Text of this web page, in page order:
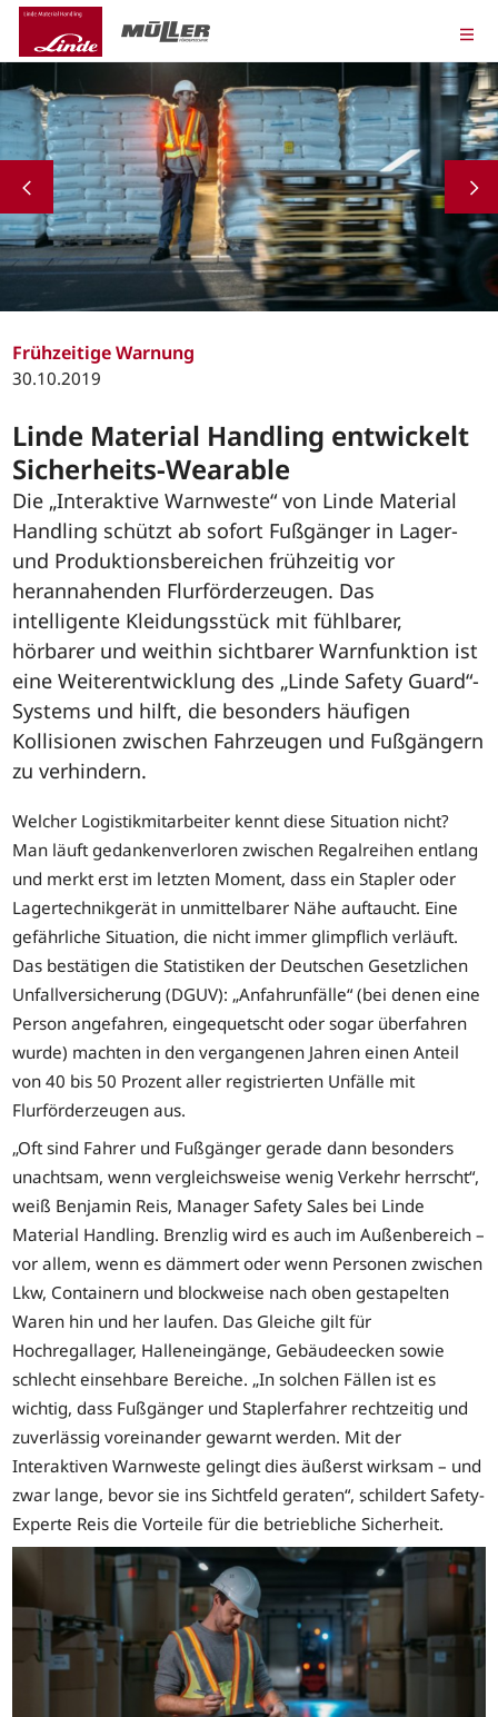
Frühzeitige Warnung
30.10.2019
Linde Material Handling entwickelt
Sicherheits-Wearable
Die „Interaktive Warnweste“ von Linde Material
Handling schützt ab sofort Fußgänger in Lager-
und Produktionsbereichen frühzeitig vor
herannahenden Flurförderzeugen. Das
intelligente Kleidungsstück mit fühlbarer,
hörbarer und weithin sichtbarer Warnfunktion ist
eine Weiterentwicklung des „Linde Safety Guard“-
Systems und hilft, die besonders häufigen
Kollisionen zwischen Fahrzeugen und Fußgängern
zu verhindern.
Welcher Logistikmitarbeiter kennt diese Situation nicht?
Man läuft gedankenverloren zwischen Regalreihen entlang
und merkt erst im letzten Moment, dass ein Stapler oder
Lagertechnikgerät in unmittelbarer Nähe auftaucht. Eine
gefährliche Situation, die nicht immer glimpflich verläuft.
Das bestätigen die Statistiken der Deutschen Gesetzlichen
Unfallversicherung (DGUV): „Anfahrunfälle“ (bei denen eine
Person angefahren, eingequetscht oder sogar überfahren
wurde) machten in den vergangenen Jahren einen Anteil
von 40 bis 50 Prozent aller registrierten Unfälle mit
Flurförderzeugen aus.
„Oft sind Fahrer und Fußgänger gerade dann besonders
unachtsam, wenn vergleichsweise wenig Verkehr herrscht“,
weiß Benjamin Reis, Manager Safety Sales bei Linde
Material Handling. Brenzlig wird es auch im Außenbereich –
vor allem, wenn es dämmert oder wenn Personen zwischen
Lkw, Containern und blockweise nach oben gestapelten
Waren hin und her laufen. Das Gleiche gilt für
Hochregallager, Halleneingänge, Gebäudeecken sowie
schlecht einsehbare Bereiche. „In solchen Fällen ist es
wichtig, dass Fußgänger und Staplerfahrer rechtzeitig und
zuverlässig voreinander gewarnt werden. Mit der
Interaktiven Warnweste gelingt dies äußerst wirksam – und
zwar lange, bevor sie ins Sichtfeld geraten“, schildert Safety-
Experte Reis die Vorteile für die betriebliche Sicherheit.